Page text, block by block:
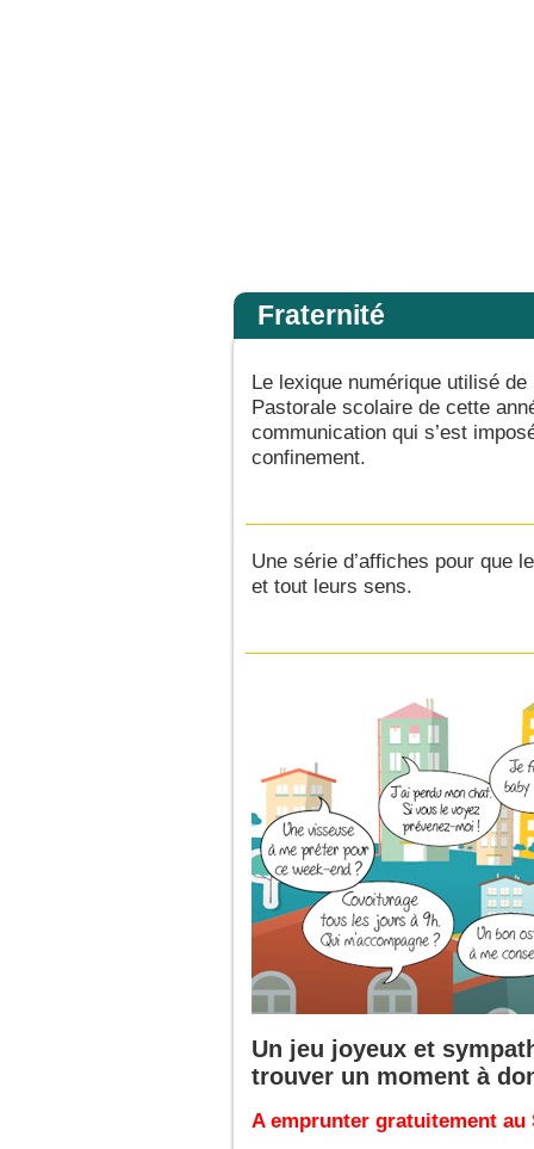
Fraternité
Le lexique numérique utilisé
Pastorale scolaire de cette
communication qui s’est
confinement.
Une série d’affiches pour que
et tout leurs sens.
Un jeu joyeux et
trouver un moment à
A emprunter gratuitement au